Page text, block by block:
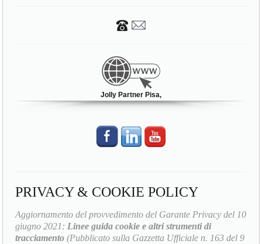
Jolly Partner Pisa,
PRIVACY & COOKIE POLICY
Aggiornamento del provvedimento del Garante Privacy del 10
giugno 2021: Linee guida cookie e altri strumenti di
tracciamento (Pubblicato sulla Gazzetta Ufficiale n. 163 del 9